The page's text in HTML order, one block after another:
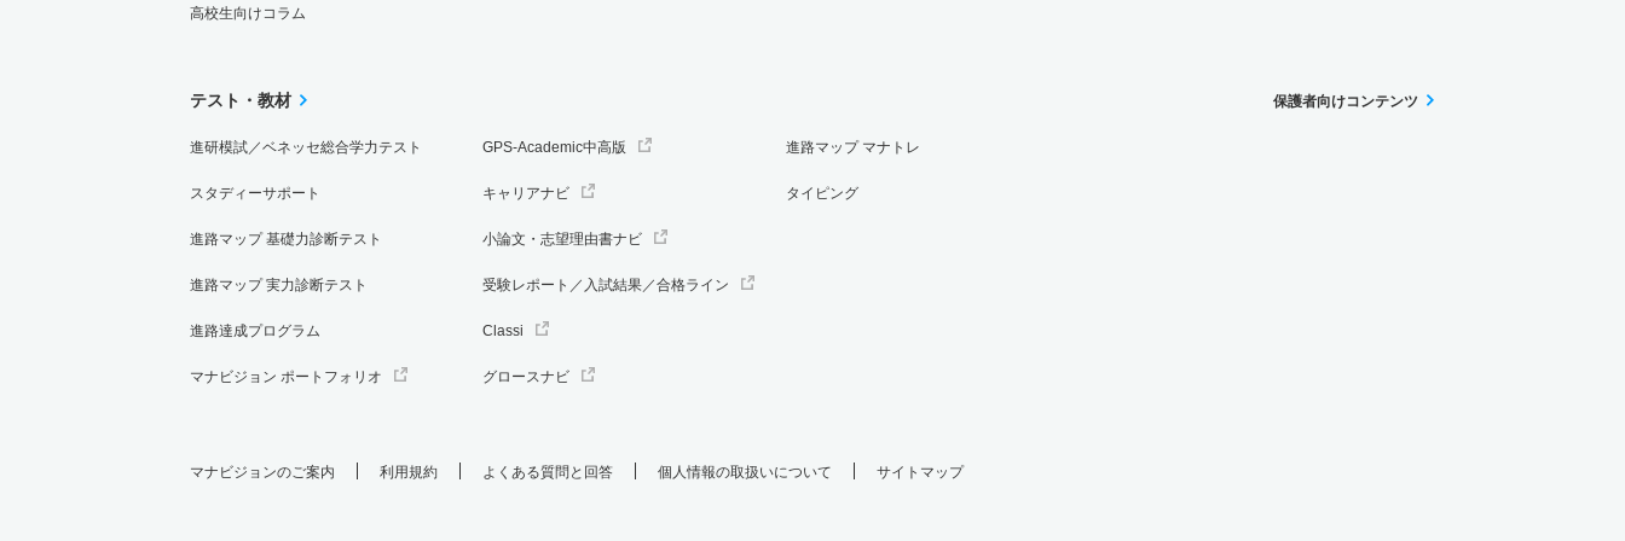
高校生向けコラム
テスト・教材
進研模試／ベネッセ総合学力テスト
スタディーサポート
進路マップ 基礎力診断テスト
進路マップ 実力診断テスト
進路達成プログラム
マナビジョン ポートフォリオ
GPS-Academic中高版
キャリアナビ
小論文・志望理由書ナビ
受験レポート／入試結果／合格ライン
Classi
グロースナビ
進路マップ マナトレ
タイピング
保護者向けコンテンツ
マナビジョンのご案内 利用規約 よくある質問と回答 個人情報の取扱いについて サイトマップ